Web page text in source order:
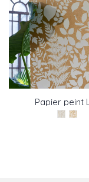
Papier peint
FOUGERES de
Frey